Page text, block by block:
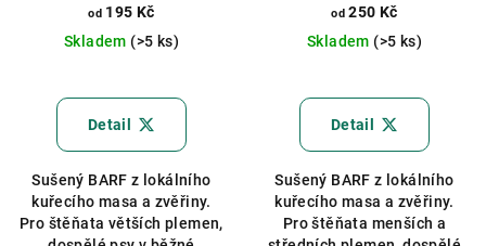
od 195 Kč
Skladem (>5 ks)
Detail
Sušený BARF z lokálního
kuřecího masa a zvěřiny.
Pro štěňata větších plemen,
od 250 Kč
Skladem (>5 ks)
Detail
Sušený BARF z lokálního
kuřecího masa a zvěřiny.
Pro štěňata menších a